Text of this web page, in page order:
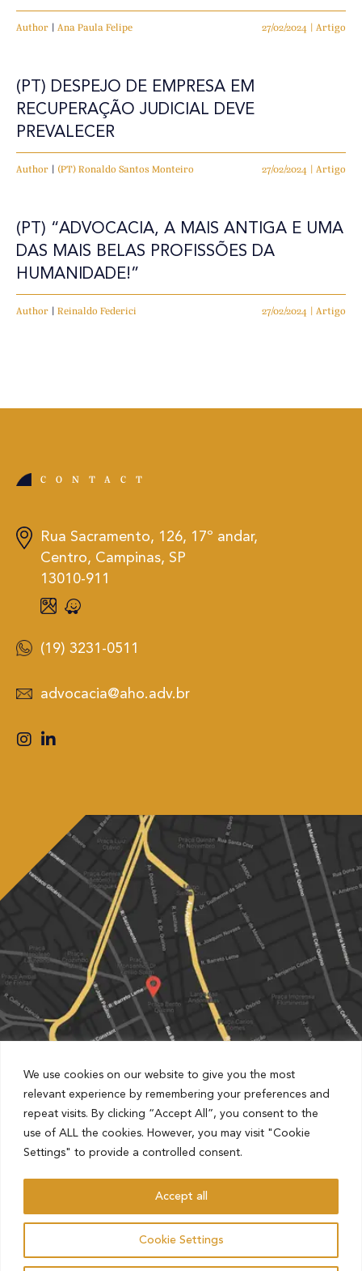
We use cookies on our website to give you the most
relevant experience by remembering your preferences and
repeat visits. By clicking “Accept All”, you consent to the
use of ALL the cookies. However, you may visit "Cookie
Settings" to provide a controlled consent.
Cookie Settings
Accept all
Author | Ana Paula Felipe 27/02/2024 | Artigo
(PT) DESPEJO DE EMPRESA EM
RECUPERAÇÃO JUDICIAL DEVE
PREVALECER
Author | (PT) Ronaldo Santos Monteiro 27/02/2024 | Artigo
(PT) “ADVOCACIA, A MAIS ANTIGA E UMA
DAS MAIS BELAS PROFISSÕES DA
HUMANIDADE!”
Author | Reinaldo Federici 27/02/2024 | Artigo
CONTACT
Rua Sacramento, 126, 17º andar,
Centro, Campinas, SP
13010-911
(19) 3231-0511
advocacia@aho.adv.br
Partnered with Estapar Condomínio Cruz Alta
Rua Barão de Jaguara, 1481, Centro, Campinas, São Paulo,
Brazil
AHO – ADVOCACIA HAMILTON OLIVEIRA
ALL RIGHTS RESERVED.